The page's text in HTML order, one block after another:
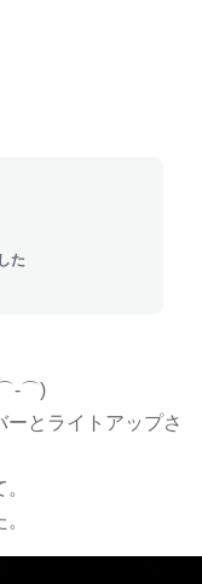
た
とライトアップさ